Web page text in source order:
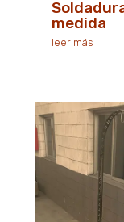
medida
leer más